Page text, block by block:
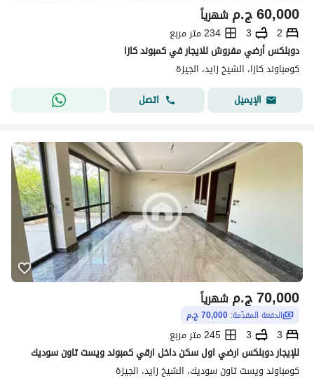
ج.م60,000 شهرياً
2
3
234 متر مربع
دوبلكس أرضي مفروش للايجار في كمبوند كازا
كومباوند كازا، الشيخ زايد، الجيزة
الإيميل
اتصل
ج.م70,000 شهرياً
الدفعة المقدّمة: 70,000 ج.م
3
3
245 متر مربع
للإيجار دوبلكس ارضي اول سكن داخل ارقي كمبوند ويست تاون سوديك
كومباوند ويست تاون سوديك، الشيخ زايد، الجيزة